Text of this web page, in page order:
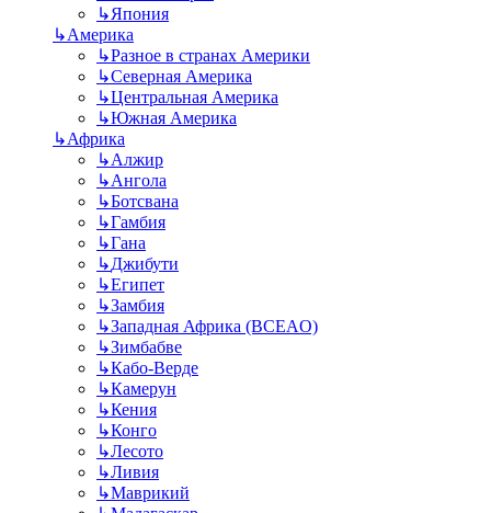
↳Япония
↳Америка
↳Разное в странах Америки
↳Северная Америка
↳Центральная Америка
↳Южная Америка
↳Африка
↳Алжир
↳Ангола
↳Ботсвана
↳Гамбия
↳Гана
↳Джибути
↳Египет
↳Замбия
↳Западная Африка (BCEAO)
↳Зимбабве
↳Кабо-Верде
↳Камерун
↳Кения
↳Конго
↳Лесото
↳Ливия
↳Маврикий